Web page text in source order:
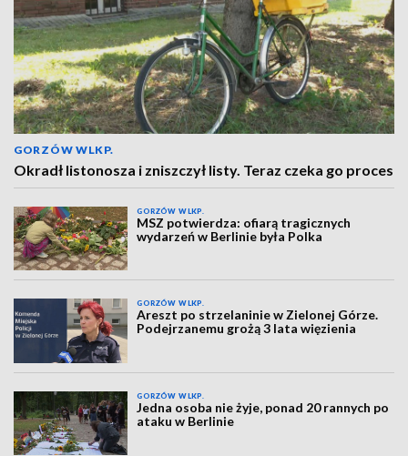
GORZÓW WLKP.
Okradł listonosza i zniszczył listy. Teraz czeka go proces
GORZÓW WLKP.
MSZ potwierdza: ofiarą tragicznych
wydarzeń w Berlinie była Polka
GORZÓW WLKP.
Areszt po strzelaninie w Zielonej Górze.
Podejrzanemu grożą 3 lata więzienia
GORZÓW WLKP.
Jedna osoba nie żyje, ponad 20 rannych po
ataku w Berlinie